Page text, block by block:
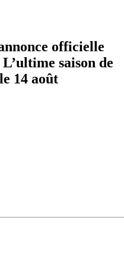
officielle
saison de
14 août